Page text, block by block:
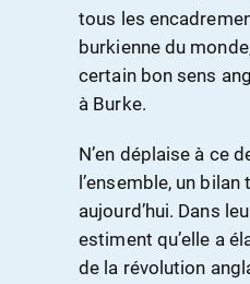
tous les
burkienne du
certain bon sens
à Burke.
N’en déplaise à ce
l’ensemble, un
aujourd’hui. Dans
estiment qu’elle a
de la révolution